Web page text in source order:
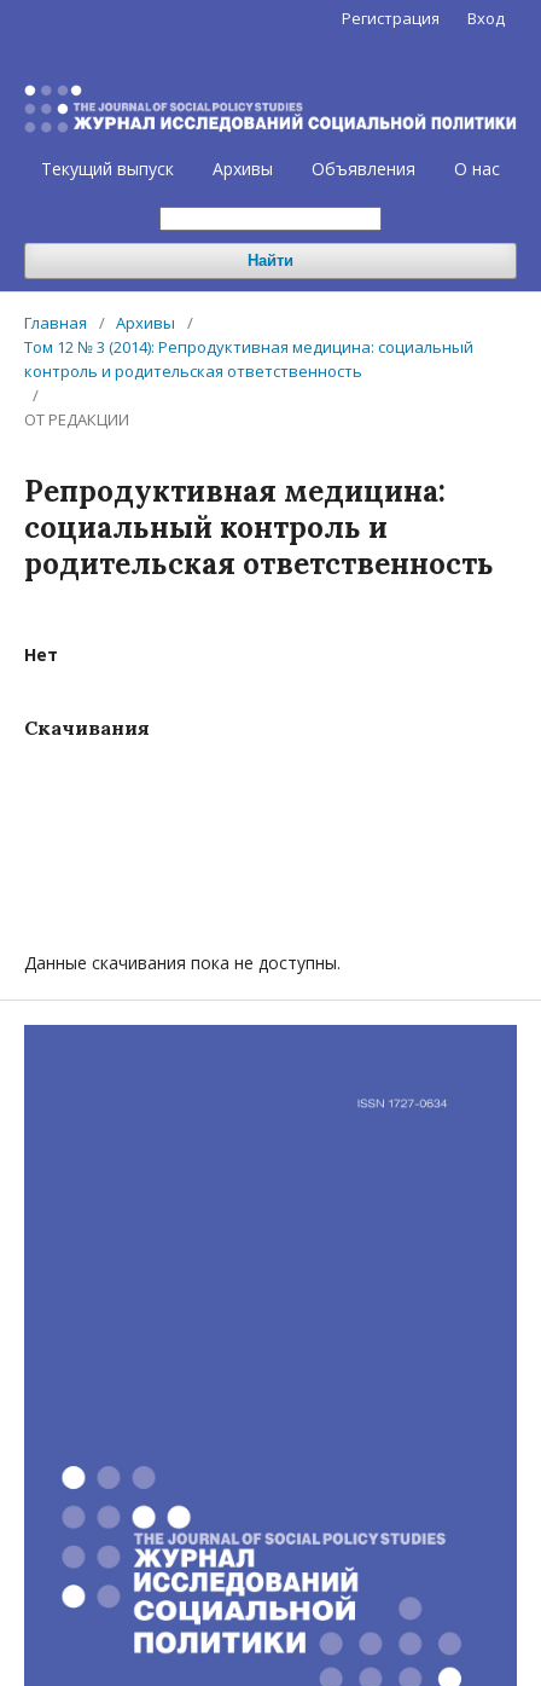
Текущий выпуск Архивы Объявления О нас
Найти
Регистрация Вход
Главная / Архивы
/
Том 12 № 3 (2014): Репродуктивная медицина: социальный
контроль и родительская ответственность
/
ОТ РЕДАКЦИИ
Репродуктивная медицина:
социальный контроль и
родительская ответственность
Нет
Скачивания
Данные скачивания пока не доступны.